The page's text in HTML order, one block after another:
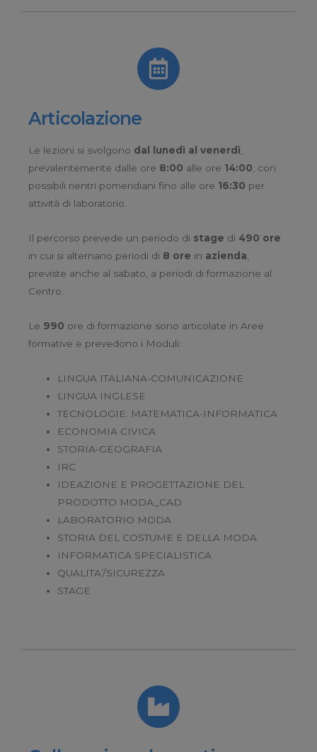
Articolazione
Le lezioni si svolgono dal lunedì al venerdì
prevalentemente dalle ore 8:00 alle ore 14:00 , con
possibili rientri pomeridiani fino alle ore 16:30 per
attività di laboratorio.
Il percorso prevede un periodo di stage di 490 ore
in cui si alternano periodi di 8 ore in azienda
previste anche al sabato, a periodi di formazione al
Centro.
Le 990 ore di formazione sono articolate in Aree
formative e prevedono i Moduli:
LINGUA ITALIANA-COMUNICAZIONE
LINGUA INGLESE
TECNOLOGIE: MATEMATICA-INFORMATICA
ECONOMIA CIVICA
STORIA-GEOGRAFIA
IRC
IDEAZIONE E PROGETTAZIONE DEL
PRODOTTO MODA_CAD
LABORATORIO MODA
STORIA DEL COSTUME E DELLA MODA
INFORMATICA SPECIALISTICA
QUALITA’/SICUREZZA
STAGE